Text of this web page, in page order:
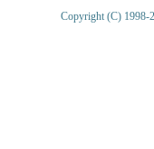
Copyright (C) 1998-